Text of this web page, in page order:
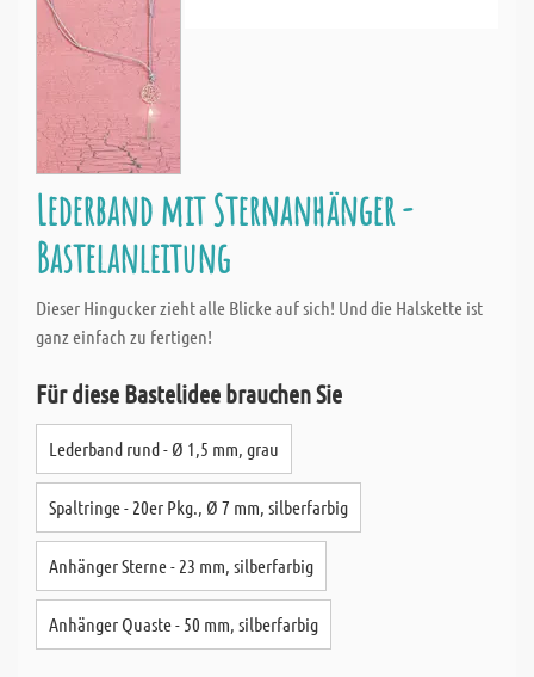
Lederband mit Sternanhänger -
Bastelanleitung
Dieser Hingucker zieht alle Blicke auf sich! Und die Halskette ist
ganz einfach zu fertigen!
Für diese Bastelidee brauchen Sie
Lederband rund - Ø 1,5 mm, grau
Spaltringe - 20er Pkg., Ø 7 mm, silberfarbig
Anhänger Sterne - 23 mm, silberfarbig
Anhänger Quaste - 50 mm, silberfarbig